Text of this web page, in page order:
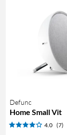
Defunc
Home Small Vit
4.0 (7)